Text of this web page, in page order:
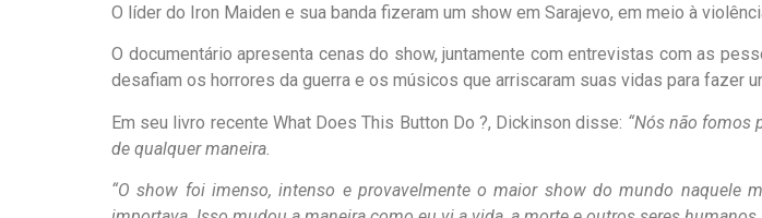
O líder do Iron Maiden e sua banda fizeram um show em Sarajevo, em meio à
O documentário apresenta cenas do show, juntamente com entrevistas com as
desafiam os horrores da guerra e os músicos que arriscaram suas vidas para fazer
Em seu livro recente What Does This Button Do ?, Dickinson disse: “Nós não fomos
de qualquer maneira.
“O show foi imenso, intenso e provavelmente o maior show do mundo naquele